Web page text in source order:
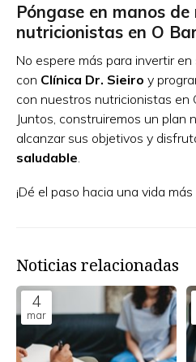
Póngase en manos
nutricionistas en O
No espere más para invertir
con Clínica Dr. Sieiro y
con nuestros nutricionistas en
Juntos, construiremos un plan
alcanzar sus objetivos y
saludable.
¡Dé el paso hacia una vida
Noticias relacionadas
4
mar